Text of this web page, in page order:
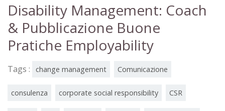
Disability Management: Coach
& Pubblicazione Buone
Pratiche Employability
Tags : change management Comunicazione
consulenza corporate social responsibility CSR